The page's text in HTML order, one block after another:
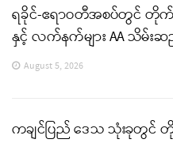
ရခိုင်-ဧရာဝတီအစပ်တွင် တိုက်
နှင့် လက်နက်များ AA သိမ်း
August 5, 2026
ကချင်ပြည် ဒေသ သုံးခုတွင် တို